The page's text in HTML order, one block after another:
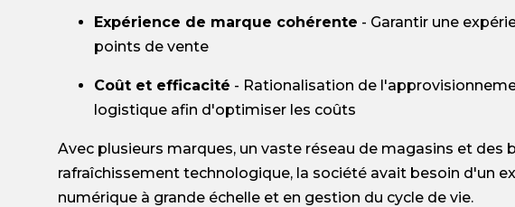
Expérience de marque cohérente - Garantir une
points de vente
Coût et efficacité - Rationalisation de
logistique afin d'optimiser les coûts
Avec plusieurs marques, un vaste réseau de magasins et des
rafraîchissement technologique, la société avait besoin d'un
numérique à grande échelle et en gestion du cycle de vie.